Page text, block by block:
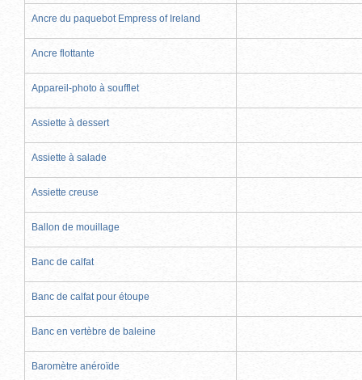
Ancre du paquebot Empress of Ireland
Ancre flottante
Appareil-photo à soufflet
Assiette à dessert
Assiette à salade
Assiette creuse
Ballon de mouillage
Banc de calfat
Banc de calfat pour étoupe
Banc en vertèbre de baleine
Baromètre anéroïde